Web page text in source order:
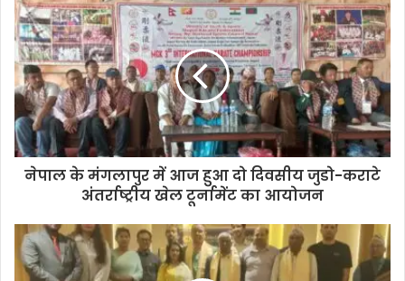
नेपाल के मंगलापुर में आज हुआ दो दिवसीय जुडो-कराटे
अंतर्राष्ट्रीय खेल टूर्नामेंट का आयोजन